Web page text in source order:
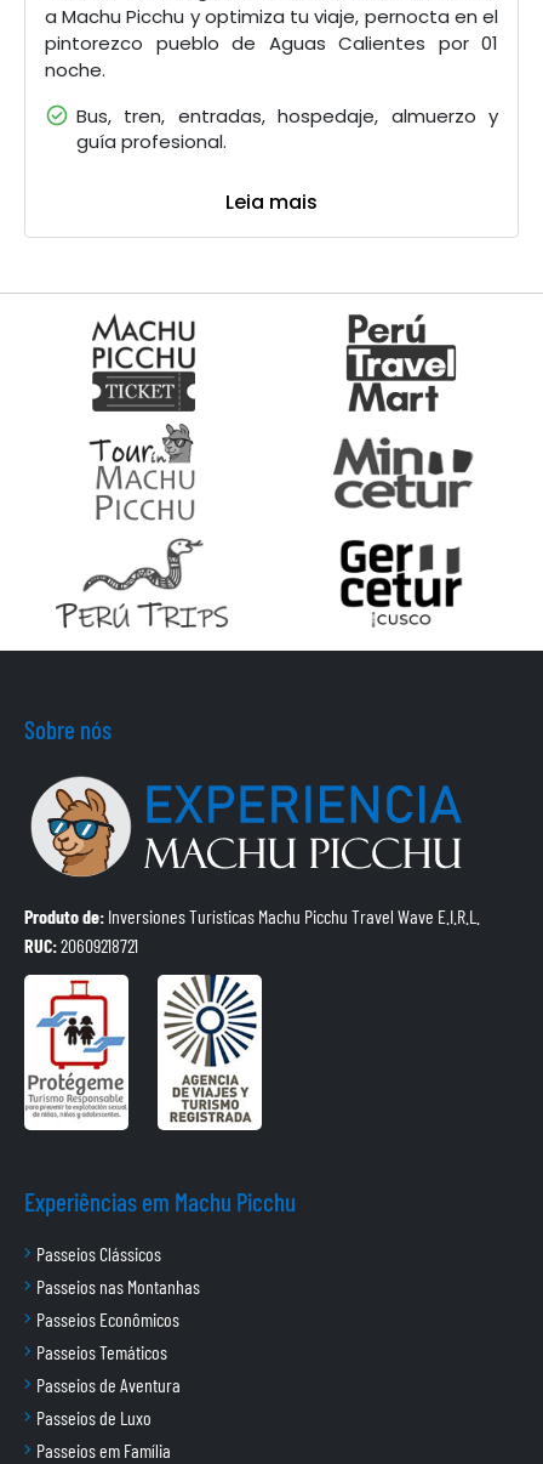
a Machu Picchu y optimiza tu viaje, pernocta en el
pintorezco pueblo de Aguas Calientes por 01
noche.
Bus, tren, entradas, hospedaje, almuerzo y
guía profesional.
Leia mais
Sobre nós
Produto de: Inversiones Turísticas Machu Picchu Travel Wave E.I.R.L.
RUC:20609218721
Experiências em Machu Picchu
Passeios Clássicos
Passeios nas Montanhas
Passeios Econômicos
Passeios Temáticos
Passeios de Aventura
Passeios de Luxo
Passeios em Família